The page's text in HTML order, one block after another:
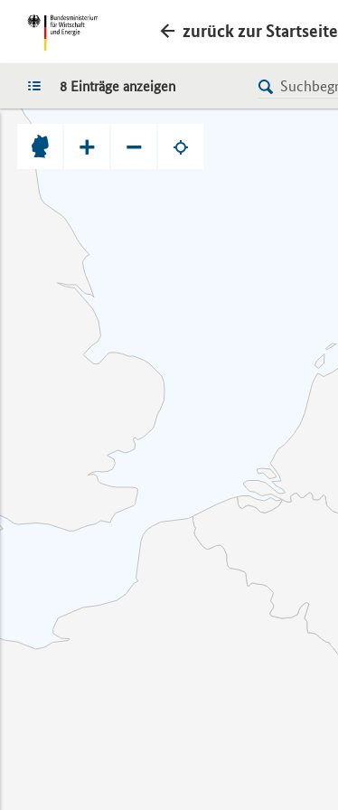
zurück zur Startseite
LISTE
8 Einträge anzeigen
+ −